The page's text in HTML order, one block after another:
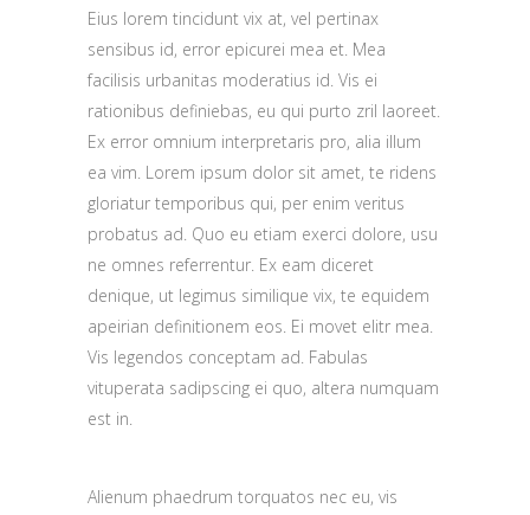
Eius lorem tincidunt vix at, vel pertinax
sensibus id, error epicurei mea et. Mea
facilisis urbanitas moderatius id. Vis ei
rationibus definiebas, eu qui purto zril laoreet.
Ex error omnium interpretaris pro, alia illum
ea vim. Lorem ipsum dolor sit amet, te ridens
gloriatur temporibus qui, per enim veritus
probatus ad. Quo eu etiam exerci dolore, usu
ne omnes referrentur. Ex eam diceret
denique, ut legimus similique vix, te equidem
apeirian definitionem eos. Ei movet elitr mea.
Vis legendos conceptam ad. Fabulas
vituperata sadipscing ei quo, altera numquam
est in.
Alienum phaedrum torquatos nec eu, vis